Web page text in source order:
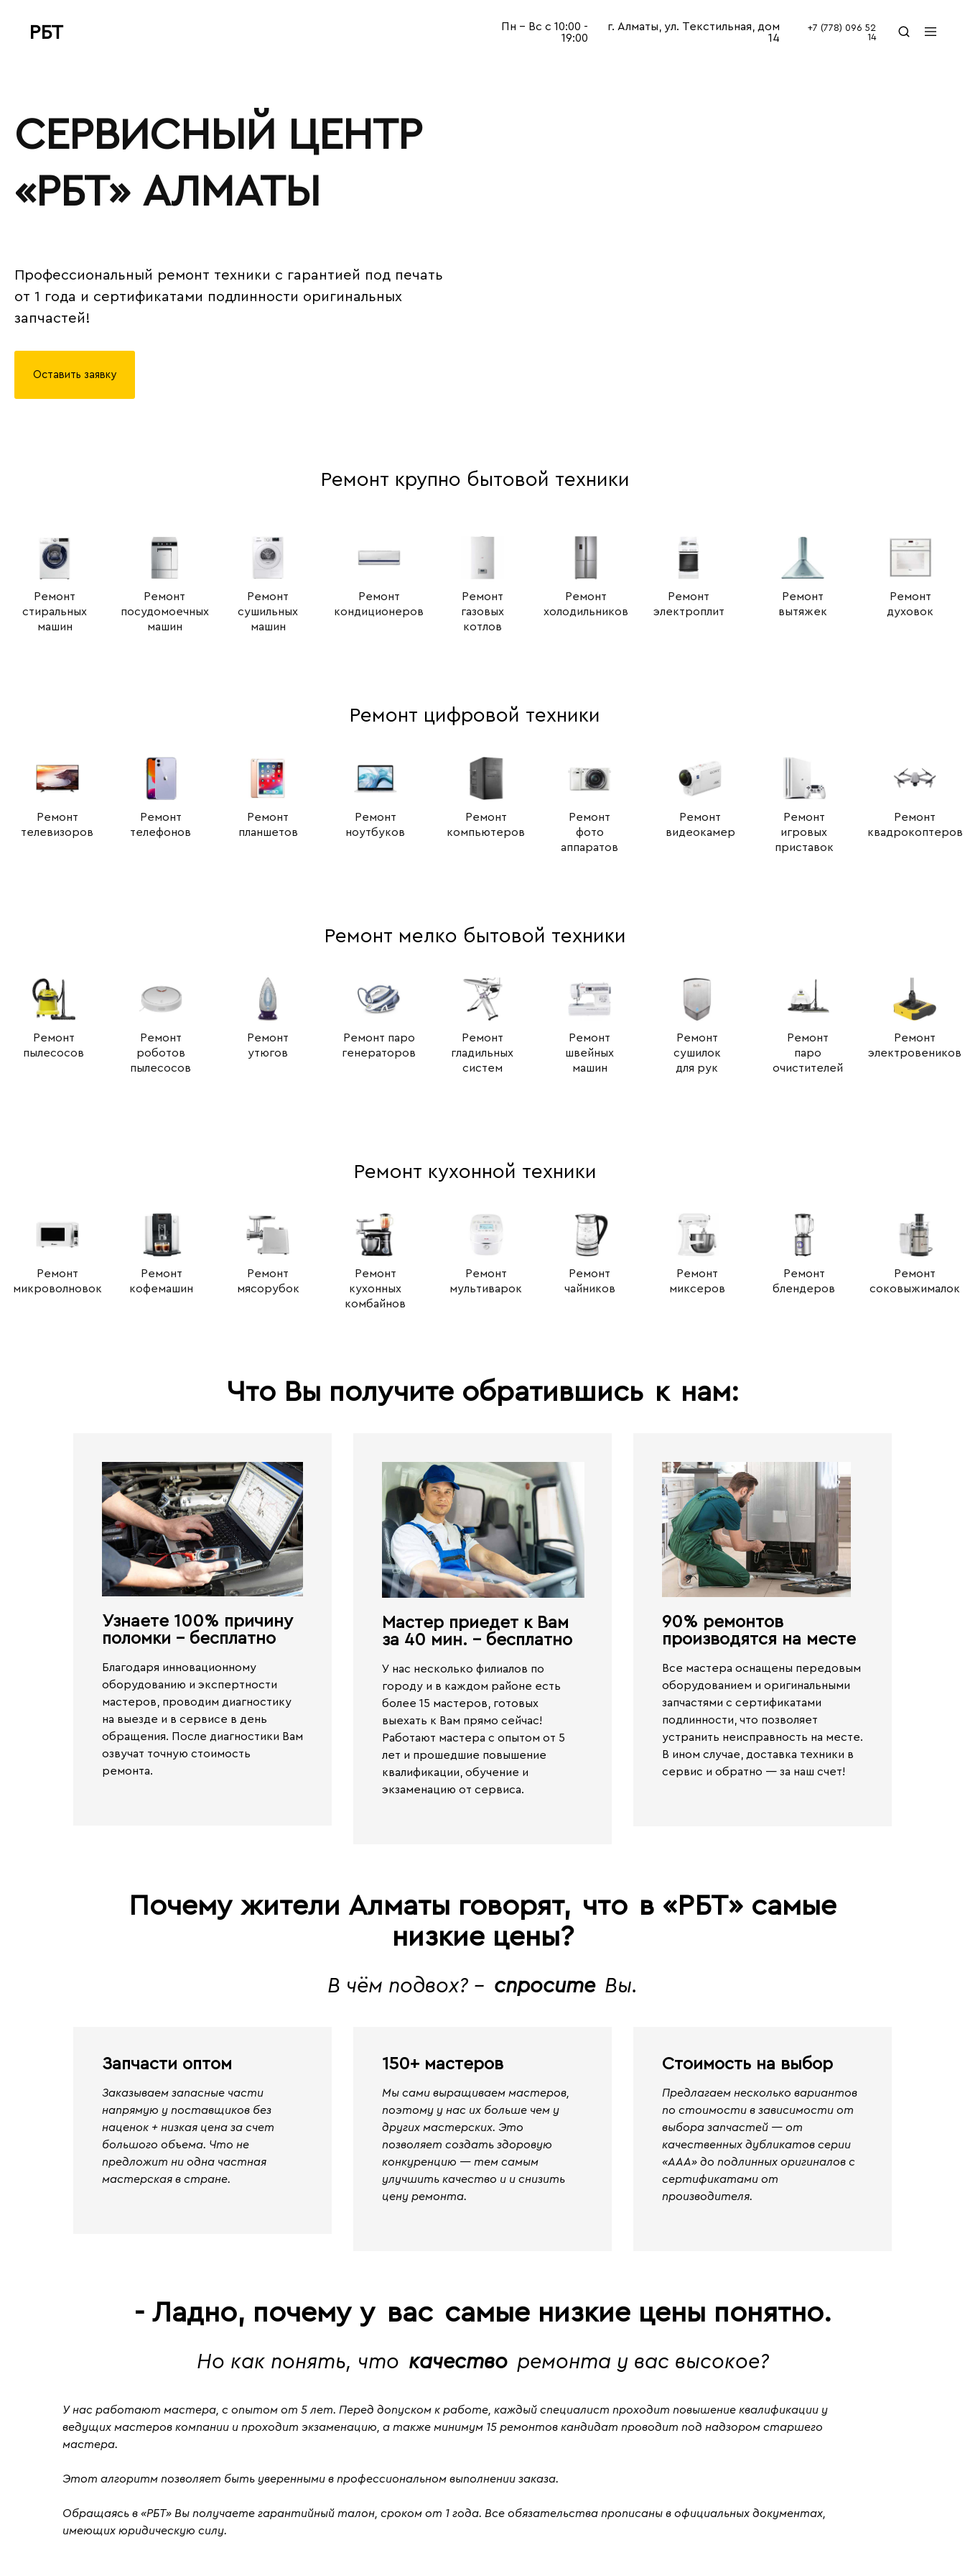
РБТ
bitovayatehnika
Пн - Вс с 10:00 -
19:00
г. Алматы, ул. Текстильная, дом
14
+7 (778) 096 52
14
СЕРВИСНЫЙ ЦЕНТР
«‎РБТ» АЛМАТЫ
Профессиональный ремонт техники с гарантией под печать
от 1 года и сертификатами подлинности оригинальных
запчастей!
Оставить заявку
Ремонт крупно бытовой техники
Ремонт
стиральных
машин
Ремонт
посудомоечных
машин
Ремонт
сушильных
машин
Ремонт
кондиционеров
Ремонт
газовых
котлов
Ремонт
холодильников
Ремонт
электроплит
Ремонт
вытяжек
Ремонт
духовок
Ремонт цифровой техники
Ремонт
телевизоров
Ремонт
телефонов
Ремонт
планшетов
Ремонт
ноутбуков
Ремонт
компьютеров
Ремонт
фото
аппаратов
Ремонт
видеокамер
Ремонт
игровых
приставок
Ремонт
квадрокоптеров
Ремонт мелко бытовой техники
Ремонт
пылесосов
Ремонт
роботов
пылесосов
Ремонт
утюгов
Ремонт паро
генераторов
Ремонт
гладильных
систем
Ремонт
швейных
машин
Ремонт
сушилок
для рук
Ремонт
паро
очистителей
Ремонт
электровеников
Ремонт кухонной техники
Ремонт
микроволновок
Ремонт
кофемашин
Ремонт
мясорубок
Ремонт
кухонных
комбайнов
Ремонт
мультиварок
Ремонт
чайников
Ремонт
миксеров
Ремонт
блендеров
Ремонт
соковыжималок
Что Вы получите обратившись к нам:
Узнаете 100% причину
поломки - бесплатно​
Благодаря инновационному
оборудованию и экспертности
мастеров, проводим диагностику
на выезде и в сервисе в день
обращения. После диагностики Вам
озвучат точную стоимость
ремонта.
Мастер приедет к Вам
за 40 мин. - бесплатно​
У нас несколько филиалов по
городу и в каждом районе есть
более 15 мастеров, готовых
выехать к Вам прямо сейчас!
Работают мастера с опытом от 5
лет и прошедшие повышение
квалификации, обучение и
экзаменацию от сервиса.
90% ремонтов
производятся на месте​
Все мастера оснащены передовым
оборудованием и оригинальными
запчастями с сертификатами
подлинности, что позволяет
устранить неисправность на месте.
В ином случае, доставка техники в
сервис и обратно — за наш счет!
Почему жители Алматы говорят, что в «РБТ» самые
низкие цены?
В чём подвох? - спросите Вы.
Запчасти оптом
Заказываем запасные части
напрямую у поставщиков без
наценок + низкая цена за счет
большого объема. Что не
предложит ни одна частная
мастерская в стране.
150+ мастеров
Мы сами выращиваем мастеров,
поэтому у нас их больше чем у
других мастерских. Это
позволяет создать здоровую
конкуренцию — тем самым
улучшить качество и и снизить
цену ремонта.
Стоимость на выбор
Предлагаем несколько вариантов
по стоимости в зависимости от
выбора запчастей — от
качественных дубликатов серии
«ААА» до подлинных оригиналов с
сертификатами от
производителя.
- Ладно, почему у вас самые низкие цены понятно.
Но как понять, что качество ремонта у вас высокое?
У нас работают мастера, с опытом от 5 лет. Перед допуском к работе, каждый специалист проходит повышение квалификации у
ведущих мастеров компании и проходит экзаменацию , а также минимум 15 ремонтов кандидат проводит под надзором старшего
мастера.
Этот алгоритм позволяет быть уверенными в профессиональном выполнении заказа.
Обращаясь в «РБТ» Вы получаете гарантийный талон, сроком от 1 года. Все обязательства прописаны в официальных документах,
имеющих юридическую силу.